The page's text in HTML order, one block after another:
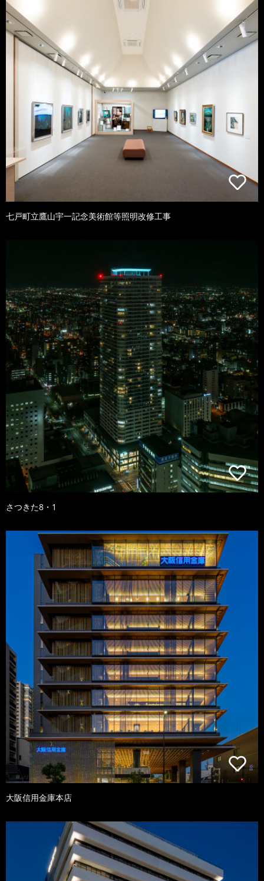
七戸町立鷹山宇一記念美術館等照明改修工事
さつきた8・1
大阪信用金庫本店